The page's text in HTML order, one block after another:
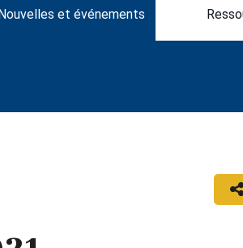
et événements